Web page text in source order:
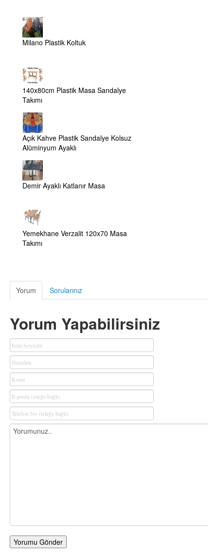
Milano Plastik Koltuk
140x80cm Plastik Masa Sandalye
Takımı
Açık Kahve Plastik Sandalye Kolsuz
Alüminyum Ayaklı
Demir Ayaklı Katlanır Masa
Yemekhane Verzalit 120x70 Masa
Takımı
Yorum Sorularınız
Yorum Yapabilirsiniz
Yorumu Gönder